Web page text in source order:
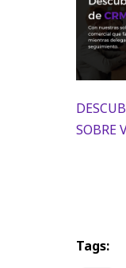
SOBRE
Tags: